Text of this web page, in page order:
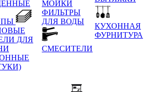
ДЛЯ
МОЙКИ
ФИЛЬТРЫ
ДЛЯ ВОДЫ
СМЕСИТЕЛИ
КУХОННАЯ
ФУРНИТУРА